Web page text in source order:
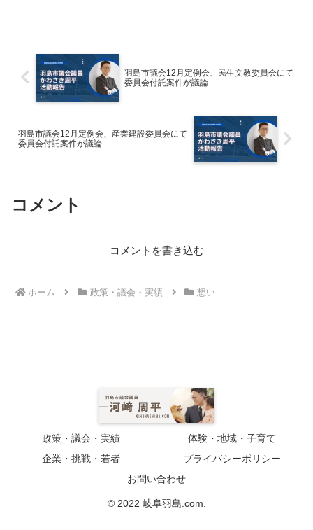
羽島市議会12月定例会、民生文教委員会にて
委員会付託案件が議論
羽島市議会12月定例会、産業建設委員会にて
委員会付託案件が議論
コメント
コメントを書き込む
ホーム 政策・議会・実績 想い
政策・議会・実績
体験・地域・子育て
企業・挑戦・若者
プライバシーポリシー
お問い合わせ
© 2022 岐阜羽島.com.